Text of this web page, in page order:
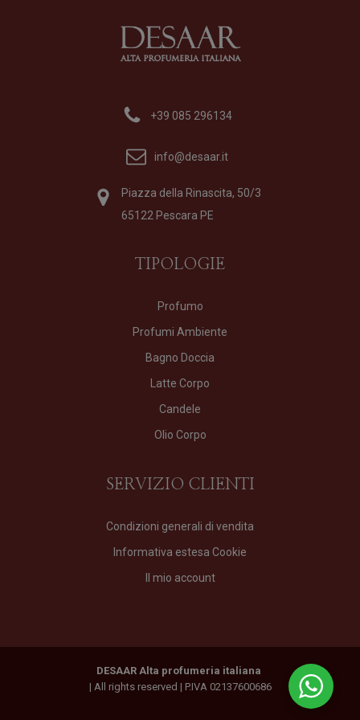
+39 085 296134
info@desaar.it
Piazza della Rinascita, 50/3
65122 Pescara PE
TIPOLOGIE
Profumo
Profumi Ambiente
Bagno Doccia
Latte Corpo
Candele
Olio Corpo
SERVIZIO CLIENTI
Condizioni generali di vendita
Informativa estesa Cookie
Il mio account
DESAAR Alta profumeria italiana
| All rights reserved | P.IVA 02137600686